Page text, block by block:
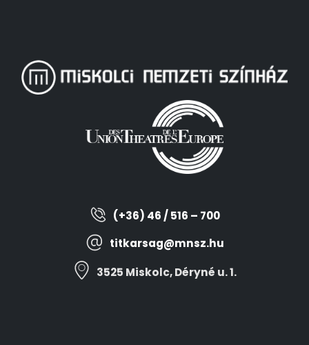
(+36) 46 / 516 – 700
titkarsag@mnsz.hu
3525 Miskolc, Déryné u. 1.